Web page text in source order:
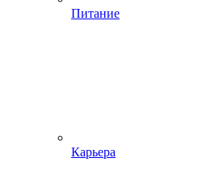
Питание
Карьера